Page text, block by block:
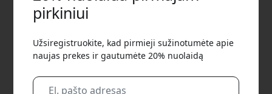
pirkiniui
Užsiregistruokite, kad pirmieji sužinotumėte apie
naujas prekes ir gautumėte 20% nuolaidą
Norėdami gauti 20% nuolaidą, naudokite šį kodą
atsiskaitydami.